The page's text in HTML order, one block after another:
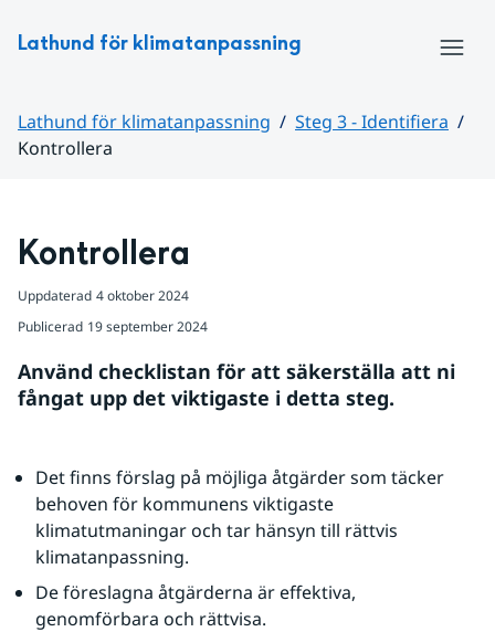
Hoppa till sidans innehåll
Lathund för klimatanpassning
Lathund för klimatanpassning
Steg 3 - Identifiera
Kontrollera
Kontrollera
Uppdaterad 4 oktober 2024
Publicerad 19 september 2024
Använd checklistan för att säkerställa att ni
fångat upp det viktigaste i detta steg.
Det finns förslag på möjliga åtgärder som täcker
behoven för kommunens viktigaste
klimatutmaningar och tar hänsyn till rättvis
klimatanpassning.
De föreslagna åtgärderna är effektiva,
genomförbara och rättvisa.